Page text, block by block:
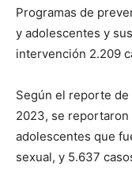
Programas de
y adolescentes y
intervención 2.209
Según el reporte de
2023, se reportaron
adolescentes que
sexual, y 5.637